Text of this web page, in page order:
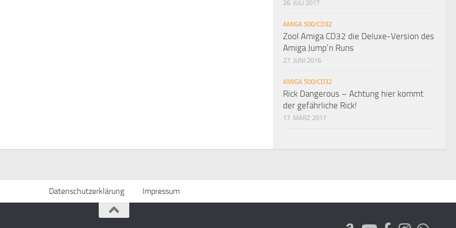
26. JULI 2017
AMIGA 500/CD32
Zool Amiga CD32 die Deluxe-Version des
Amiga Jump’n Runs
27. JUNI 2016
AMIGA 500/CD32
Rick Dangerous – Achtung hier kommt
der gefährliche Rick!
17. MÄRZ 2017
Datenschutzerklärung Impressum